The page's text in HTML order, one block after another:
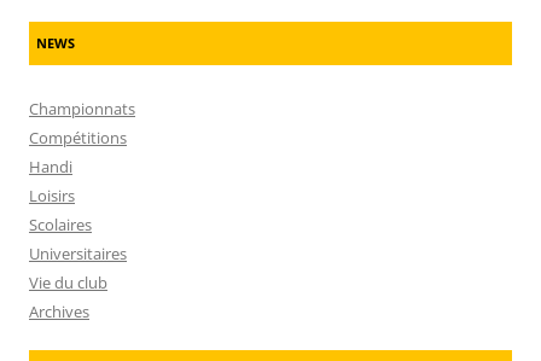
NEWS
Championnats
Compétitions
Handi
Loisirs
Scolaires
Universitaires
Vie du club
Archives